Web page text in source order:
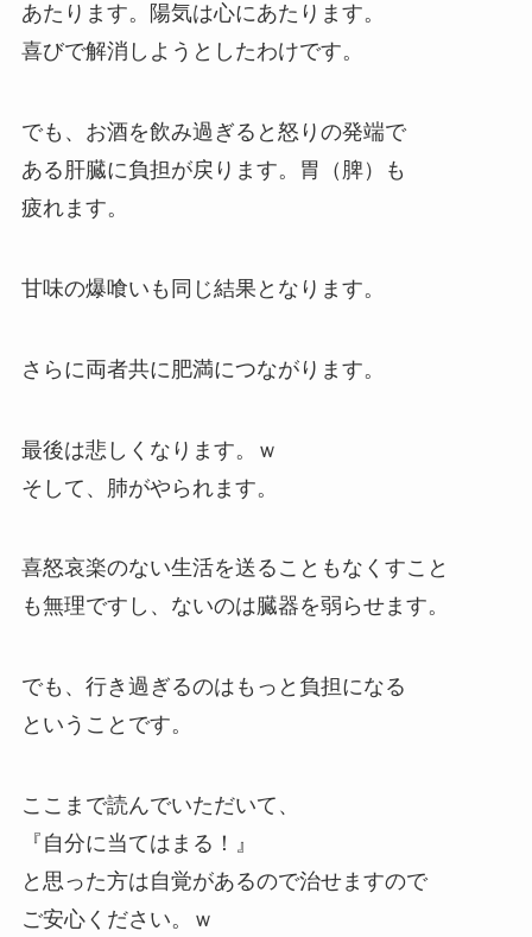
あたります。陽気は心にあたります。
喜びで解消しようとしたわけです。
でも、お酒を飲み過ぎると怒りの発端で
ある肝臓に負担が戻ります。胃（脾）も
疲れます。
甘味の爆喰いも同じ結果となります。
さらに両者共に肥満につながります。
最後は悲しくなります。ｗ
そして、肺がやられます。
喜怒哀楽のない生活を送ることもなくすこと
も無理ですし、ないのは臓器を弱らせます。
でも、行き過ぎるのはもっと負担になる
ということです。
ここまで読んでいただいて、
『自分に当てはまる！』
と思った方は自覚があるので治せますので
ご安心ください。ｗ